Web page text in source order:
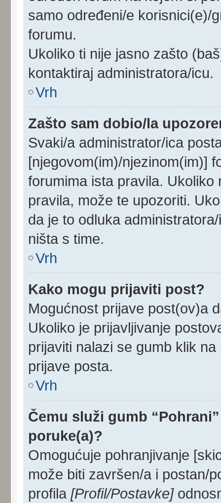
samo određeni/e korisnici(e)/
forumu.
Ukoliko ti nije jasno zašto
kontaktiraj administratora/icu.
Vrh
Zašto sam dobio/la
Svaki/a administrator/ica
[njegovom(im)/njezinom(im)]
forumima ista pravila.
pravila, može te upozoriti.
da je to odluka
ništa s time.
Vrh
Kako mogu prijaviti post?
Mogućnost prijave post(ov)a
Ukoliko je prijavljivanje
prijaviti nalazi se gumb klik
prijave posta.
Vrh
Čemu služi gumb
poruke(a)?
Omogućuje pohranjivanje
može biti završen/a i postan/
profila [Profil/Postavke]